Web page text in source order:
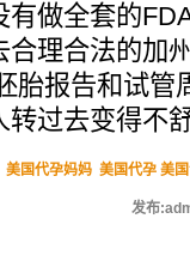
有做全套的
理合法的加
胎报告和试管
过去变得不
美国代孕妈妈 美国代孕 美
发布